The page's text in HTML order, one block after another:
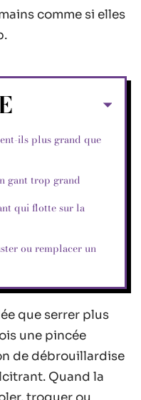
comme si elles
ils plus grand que
gant trop grand
qui flotte sur la
ou remplacer un
que serrer plus
une pincée
de débrouillardise
Quand la